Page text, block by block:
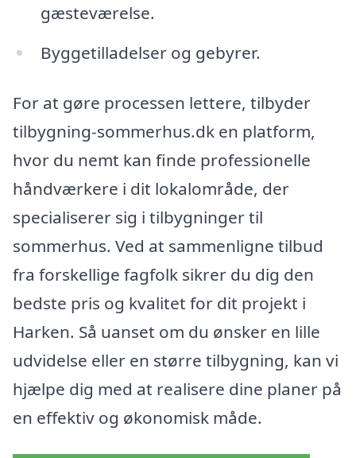
gæsteværelse.
Byggetilladelser og gebyrer.
For at gøre processen lettere, tilbyder
tilbygning-sommerhus.dk en platform,
hvor du nemt kan finde professionelle
håndværkere i dit lokalområde, der
specialiserer sig i tilbygninger til
sommerhus. Ved at sammenligne tilbud
fra forskellige fagfolk sikrer du dig den
bedste pris og kvalitet for dit projekt i
Harken. Så uanset om du ønsker en lille
udvidelse eller en større tilbygning, kan vi
hjælpe dig med at realisere dine planer på
en effektiv og økonomisk måde.